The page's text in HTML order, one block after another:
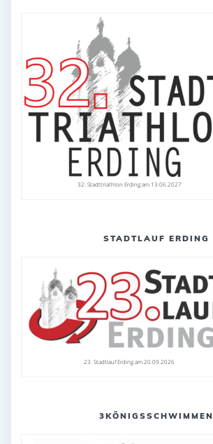
32. Stadttriathlon Erding am 13.06.2027
STADTLAUF ERDING
23. Stadtlauf Erding am 20.09.2026
3KÖNIGSSCHWIMMEN